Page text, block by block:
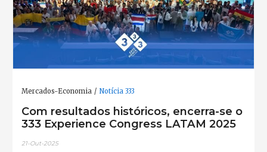
Mercados-Economia Notícia 333
Com resultados históricos, encerra-se o
333 Experience Congress LATAM 2025
21-Out-2025